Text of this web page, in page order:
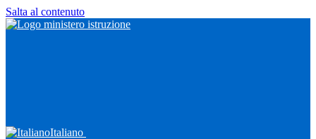
Salta al contenuto
Italiano